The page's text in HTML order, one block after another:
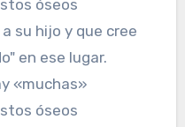
«muchas»
óseos